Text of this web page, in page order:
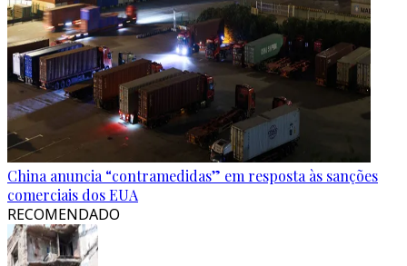
China anuncia “contramedidas” em resposta às sanções
comerciais dos EUA
RECOMENDADO